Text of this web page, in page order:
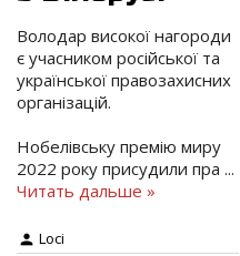
Володар високої нагороди
є учасником російської та
української правозахисних
організацій.
Нобелівську премію миру
2022 року присудили пра ...
Читать дальше »
Loci